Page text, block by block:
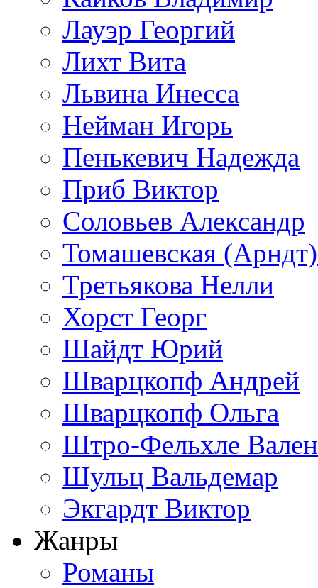
Лауэр Георгий
Лихт Вита
Львина Инесса
Нейман Игорь
Пенькевич Надежда
Приб Виктор
Соловьев Александр
Томашевская
Третьякова Нелли
Хорст Георг
Шайдт Юрий
Шварцкопф Андрей
Шварцкопф Ольга
Штро-Фельхле
Шульц Вальдемар
Экгардт Виктор
Жанры
Романы